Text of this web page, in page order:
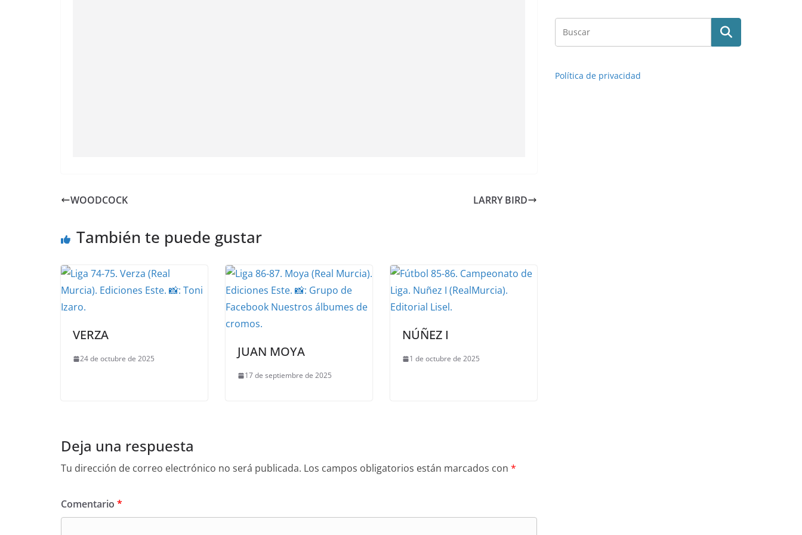
WOODCOCK LARRY BIRD
También te puede gustar
VERZA
24 de octubre de 2025 JUAN MOYA
17 de septiembre de 2025
NÚÑEZ I
1 de octubre de 2025
Deja una respuesta
Tu dirección de correo electrónico no será publicada. Los campos obligatorios están marcados con *
Comentario *
Política de privacidad